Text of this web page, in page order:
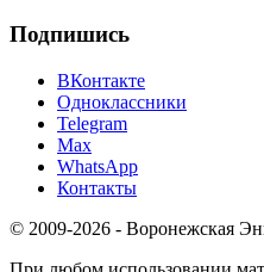
Подпишись
ВКонтакте
Одноклассники
Telegram
Max
WhatsApp
Контакты
© 2009-2026 - Воронежская